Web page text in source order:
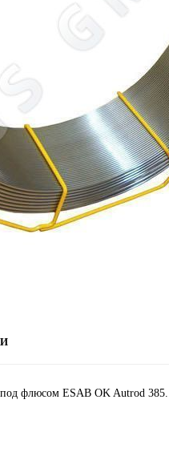
флюсом ESAB OK Autrod 385.